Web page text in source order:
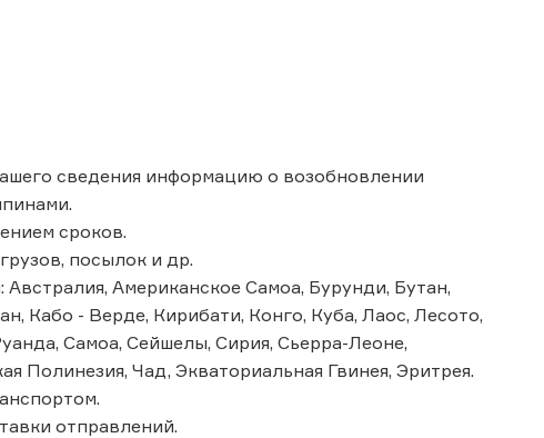
сведения информацию о возобновлении
сроков.
посылок и др.
Американское Самоа, Бурунди, Бутан,
Кабо - Верде, Кирибати, Конго, Куба, Лаос, Лесото,
Самоа, Сейшелы, Сирия, Сьерра-Леоне,
Полинезия, Чад, Экваториальная Гвинея, Эритрея.
отправлений.